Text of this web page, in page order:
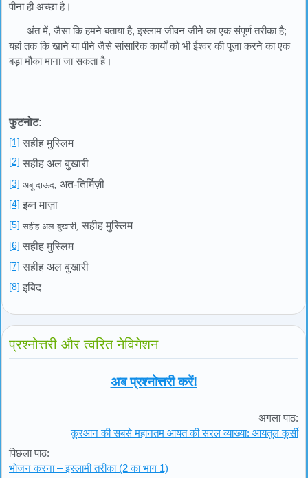
पीना ही अच्छा है।
अंत में, जैसा कि हमने बताया है, इस्लाम जीवन जीने का एक संपूर्ण तरीका है;
यहां तक ​​कि खाने या पीने जैसे सांसारिक कार्यों को भी ईश्वर की पूजा करने का एक
बड़ा मौका माना जा सकता है।
फुटनोट:
[1] सहीह मुस्लिम
[2] सहीह अल बुखारी
[3] अबू दाऊद, अत-तिर्मिज़ी
[4] इब्न माज़ा
[5] सहीह अल बुखारी, सहीह मुस्लिम
[6] सहीह मुस्लिम
[7] सहीह अल बुखारी
[8] इबिद
प्रश्नोत्तरी और त्वरित नेविगेशन
अब प्रश्नोत्तरी करें!
पिछला पाठ:
भोजन करना – इस्लामी तरीका (2 का भाग 1)
अगला पाठ:
क़ुरआन की सबसे महानतम आयत की सरल व्याख्या: आयतुल कुर्सी